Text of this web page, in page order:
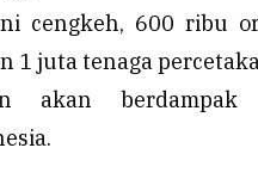
cengkeh, 600 ribu
1 juta tenaga
akan berdampak